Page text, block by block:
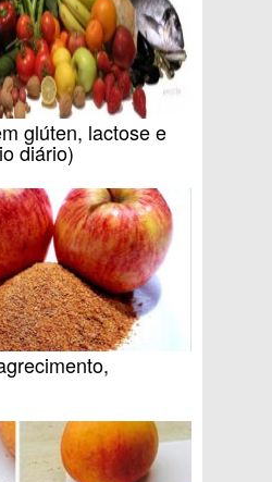
glúten, lactose e
diário)